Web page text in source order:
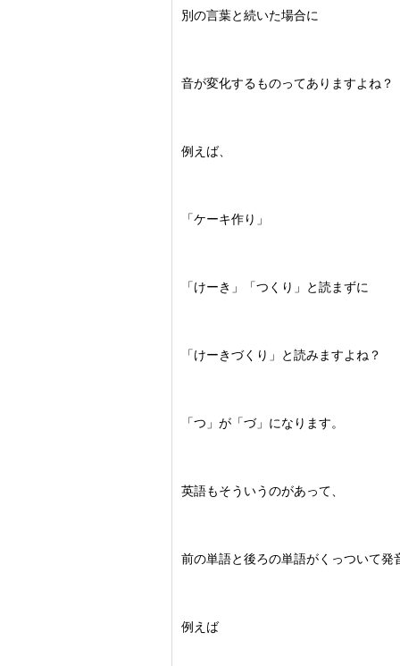
別の言葉と続いた場合に
音が変化するものってありますよね？
例えば、
「ケーキ作り」
「けーき」「つくり」と読まずに
「けーきづくり」と読みますよね？
「つ」が「づ」になります。
英語もそういうのがあって、
前の単語と後ろの単語がくっついて発
例えば